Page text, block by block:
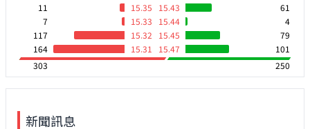
11
15.35
7
15.33
117
15.32
164
15.31
15.43
61
15.44
4
15.45
79
15.47
101
303
250
新聞訊息